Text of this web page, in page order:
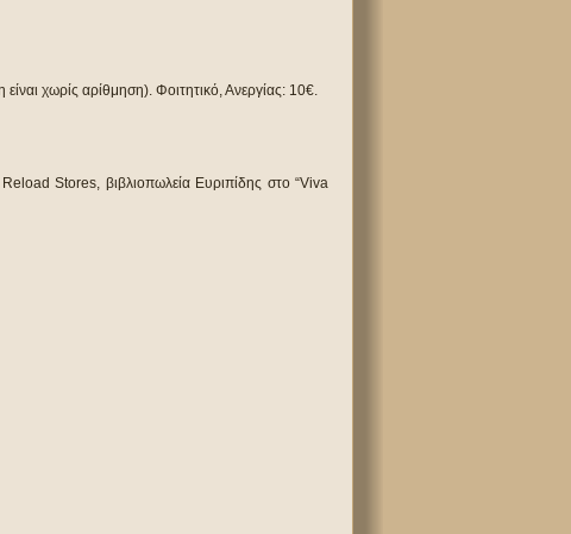
χωρίς αρίθμηση). Φοιτητικό, Ανεργίας: 10€.
Stores, βιβλιοπωλεία Ευριπίδης στο “Viva